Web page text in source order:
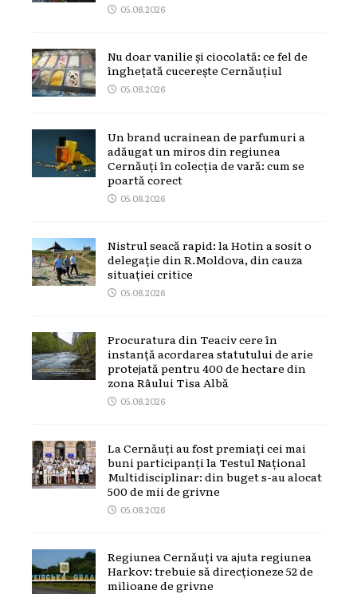
05.08.2026
Nu doar vanilie și ciocolată: ce fel de
înghețată cucerește Cernăuțiul
05.08.2026
Un brand ucrainean de parfumuri a
adăugat un miros din regiunea
Cernăuți în colecția de vară: cum se
poartă corect
05.08.2026
Nistrul seacă rapid: la Hotin a sosit o
delegație din R.Moldova, din cauza
situației critice
05.08.2026
Procuratura din Teaciv cere în
instanță acordarea statutului de arie
protejată pentru 400 de hectare din
zona Râului Tisa Albă
05.08.2026
La Cernăuți au fost premiați cei mai
buni participanți la Testul Național
Multidisciplinar: din buget s-au alocat
500 de mii de grivne
05.08.2026
Regiunea Cernăuți va ajuta regiunea
Harkov: trebuie să direcționeze 52 de
milioane de grivne